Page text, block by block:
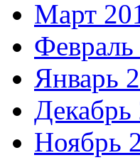
Март
Январь
Декабрь
Ноябрь